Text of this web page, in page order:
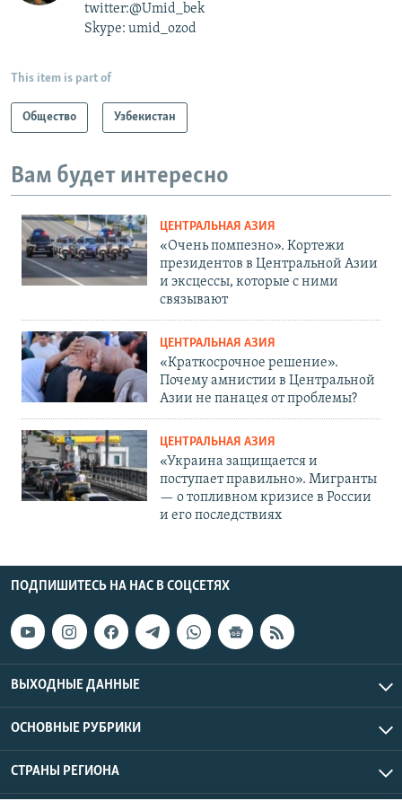
twitter:@Umid_bek
Skype: umid_ozod
This item is part of
Общество Узбекистан
Вам будет интересно
ЦЕНТРАЛЬНАЯ АЗИЯ
«Очень помпезно». Кортежи
президентов в Центральной Азии
и эксцессы, которые с ними
связывают
ЦЕНТРАЛЬНАЯ АЗИЯ
«Краткосрочное решение».
Почему амнистии в Центральной
Азии не панацея от проблемы?
ЦЕНТРАЛЬНАЯ АЗИЯ
«Украина защищается и
поступает правильно». Мигранты
— о топливном кризисе в России
и его последствиях
ПОДПИШИТЕСЬ НА НАС В СОЦСЕТЯХ
ВЫХОДНЫЕ ДАННЫЕ
ОСНОВНЫЕ РУБРИКИ
СТРАНЫ РЕГИОНА